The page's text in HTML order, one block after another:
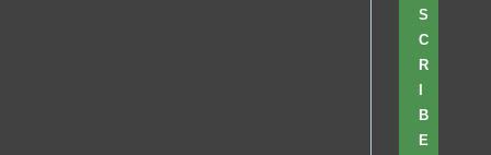
S
C
R
B
E